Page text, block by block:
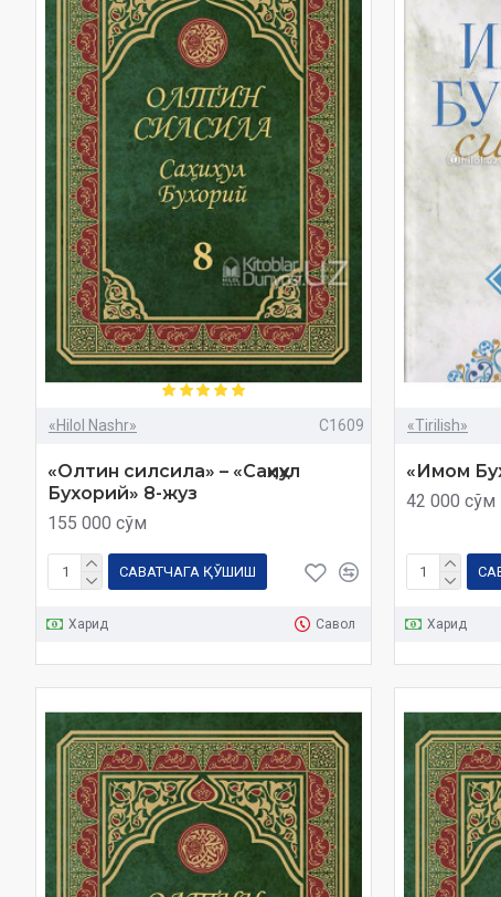
«Hilol Nashr» C1609
«Олтин силсила» – «Саҳиҳул
Бухорий» 8-жуз
155 000 сўм
САВАТЧАГА ҚЎШИШ
Харид Савол
«Tirilish»
«Имом
42 000 сўм
Харид